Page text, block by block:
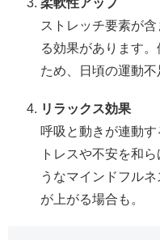
ストレッチ要素が
る効果があります
ため、日頃の運動
リラックス効果
呼吸と動きが連動
トレスや不安を和
うなマインドフル
が上がる場合も。